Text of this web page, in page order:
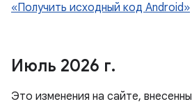
«Получить исходный код Android»
Июль 2026 г.
Это изменения на сайте,